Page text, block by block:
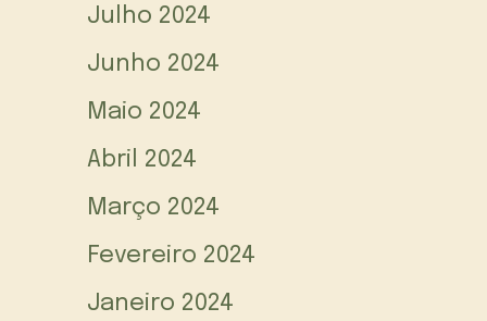
Julho 2024
Junho 2024
Maio 2024
Abril 2024
Março 2024
Fevereiro 2024
Janeiro 2024